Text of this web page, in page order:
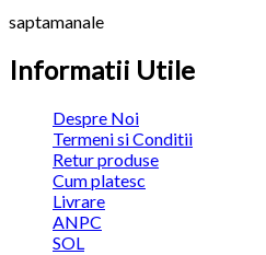
saptamanale
Informatii Utile
Despre Noi
Termeni si Conditii
Retur produse
Cum platesc
Livrare
ANPC
SOL